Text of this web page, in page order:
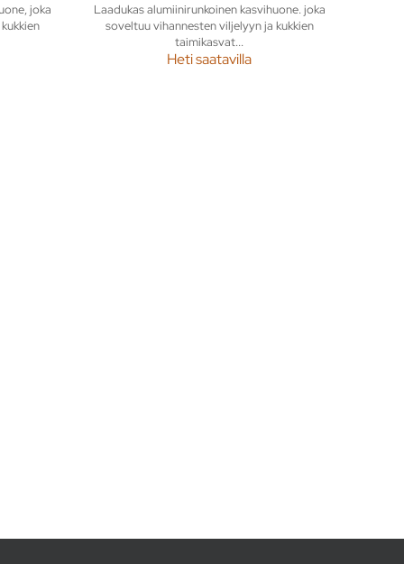
joka
Laadukas alumiinirunkoinen kasvihuone. joka
soveltuu vihannesten viljelyyn ja kukkien
taimikasvat...
Heti saatavilla